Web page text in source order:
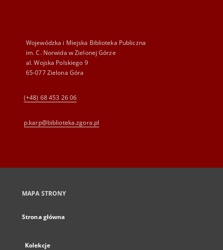
Wojewódzka i Miejska Biblioteka Publiczna
im. C. Norwida w Zielonej Górze
al. Wojska Polskiego 9
65-077 Zielona Góra
(+48) 68 453 26 06
p.karp@biblioteka.zgora.pl
MAPA STRONY
Strona główna
Kolekcje